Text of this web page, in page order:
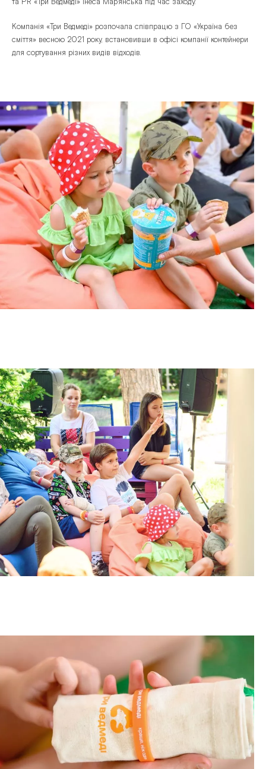
та PR «Три Ведмеді» Інеса Мар’янська під час заходу.
Компанія «Три Ведмеді» розпочала співпрацю з ГО «Україна без
сміття» весною 2021 року, встановивши в офісі компанії контейнери
для сортування різних видів відходів.